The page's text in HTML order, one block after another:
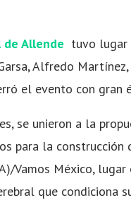
de Allende tuvo lugar
Alfredo
el evento con gran
se unieron a la
para la construcción
Vamos México,
que condiciona